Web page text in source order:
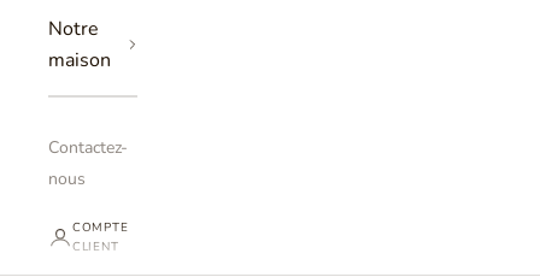
Notre
maison
Contactez-
nous
COMPTE
CLIENT